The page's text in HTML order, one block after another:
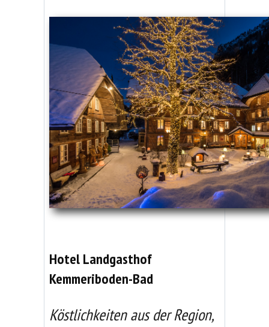
Hotel Landgasthof
Kemmeriboden-Bad
Köstlichkeiten aus der Region,